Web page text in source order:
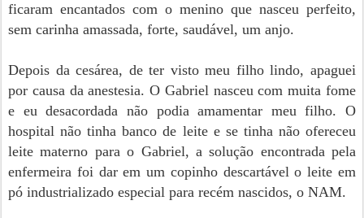
ficaram encantados com o menino que nasceu perfeito,
sem carinha amassada, forte, saudável, um anjo.
Depois da cesárea, de ter visto meu filho lindo, apaguei
por causa da anestesia. O Gabriel nasceu com muita fome
e eu desacordada não podia amamentar meu filho. O
hospital não tinha banco de leite e se tinha não ofereceu
leite materno para o Gabriel, a solução encontrada pela
enfermeira foi dar em um copinho descartável o leite em
pó industrializado especial para recém nascidos, o NAM.